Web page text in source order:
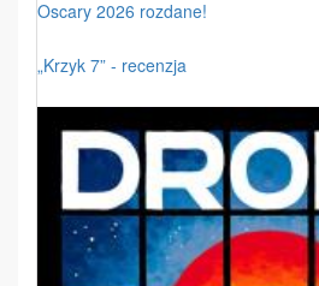
Oscary 2026 rozdane!
„Krzyk 7” - recenzja